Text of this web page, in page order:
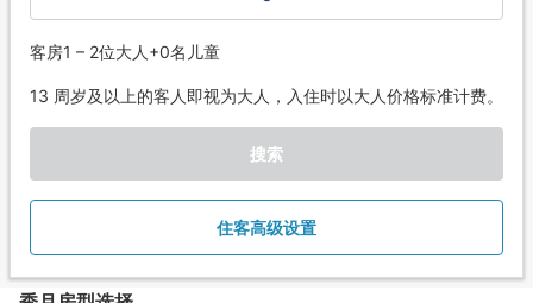
客房1 – 2位大人+0名儿童
13 周岁及以上的客人即视为大人，入住时以大人价格标准计费。
搜索
住客高级设置